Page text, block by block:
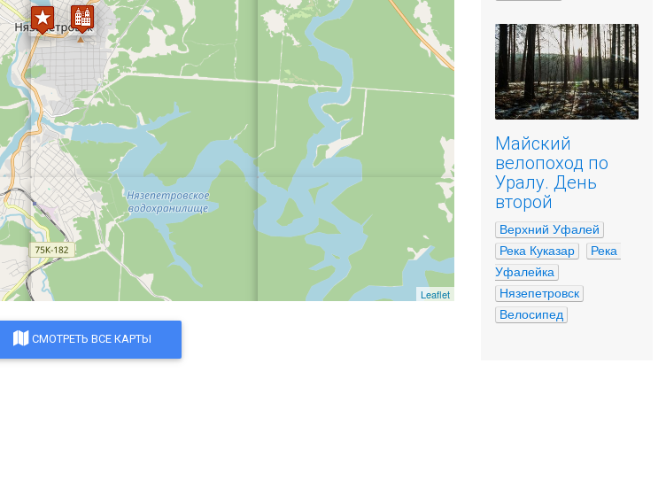
Leaflet
СМОТРЕТЬ ВСЕ КАРТЫ
Майский
велопоход по
Уралу. День
второй
Верхний Уфалей
Река Куказар
Река
Уфалейка
Нязепетровск
Велосипед